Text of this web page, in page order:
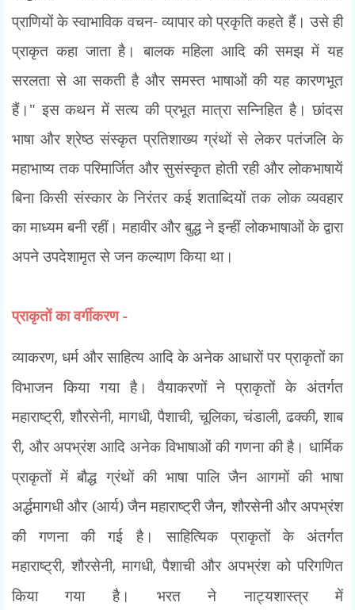
प्राणियों के स्वाभाविक वचन- व्यापार को प्रकृति कहते हैं। उसे ही
प्राकृत कहा जाता है। बालक महिला आदि की समझ में यह
सरलता से आ सकती है और समस्त भाषाओं की यह कारणभूत
हैं।" इस कथन में सत्य की प्रभूत मात्रा सन्निहित है। छांदस
भाषा और श्रेष्ठ संस्कृत प्रतिशाख्य ग्रंथों से लेकर पतंजलि के
महाभाष्य तक परिमार्जित और सुसंस्कृत होती रही और लोकभाषायें
बिना किसी संस्कार के निरंतर कई शताब्दियों तक लोक व्यवहार
का माध्यम बनी रहीं। महावीर और बुद्ध ने इन्हीं लोकभाषाओं के द्वारा
अपने उपदेशामृत से जन कल्याण किया था।
प्राकृतों का वर्गीकरण -
व्याकरण,धर्म और साहित्य आदि के अनेक आधारों पर प्राकृतों का
विभाजन किया गया है। वैयाकरणों ने प्राकृतों के अंतर्गत
महाराष्ट्री,शौरसेनी,मागधी,पैशाची,चूलिका,चंडाली,ढक्की,शाब
री, और अपभ्रंश आदि अनेक विभाषाओं की गणना की है। धार्मिक
प्राकृतों में बौद्ध ग्रंथों की भाषा पालि जैन आगमों की भाषा
अर्द्धमागधी और (आर्य) जैन महाराष्ट्री जैन,शौरसेनी और अपभ्रंश
की गणना की गई है। साहित्यिक प्राकृतों के अंतर्गत
महाराष्ट्री,शौरसेनी,मागधी,पैशाची और अपभ्रंश को परिगणित
किया गया है। भरत ने नाट्यशास्त्र में